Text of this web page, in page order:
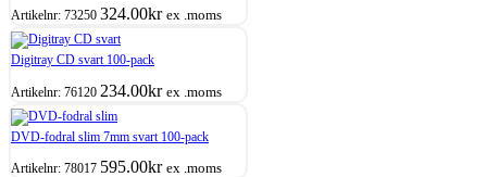
Artikelnr: 73250 324.00kr ex .moms
Digitray CD svart 100-pack
Artikelnr: 76120 234.00kr ex .moms
DVD-fodral slim 7mm svart 100-pack
Artikelnr: 78017 595.00kr ex .moms